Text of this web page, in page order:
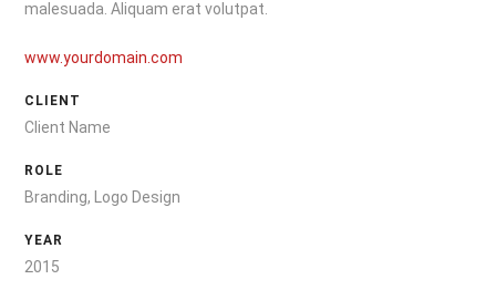
malesuada. Aliquam erat volutpat.
www.yourdomain.com
CLIENT
Client Name
ROLE
Branding, Logo Design
YEAR
2015